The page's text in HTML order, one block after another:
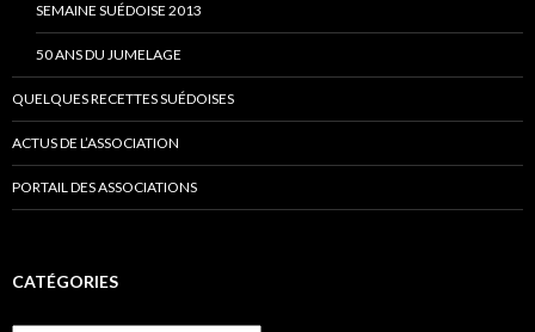
SEMAINE SUÉDOISE 2013
50 ANS DU JUMELAGE
QUELQUES RECETTES SUÉDOISES
ACTUS DE L’ASSOCIATION
PORTAIL DES ASSOCIATIONS
CATÉGORIES